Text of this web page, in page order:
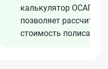
калькулятор ОСАГО
позволяет рассчитать
стоимость полиса